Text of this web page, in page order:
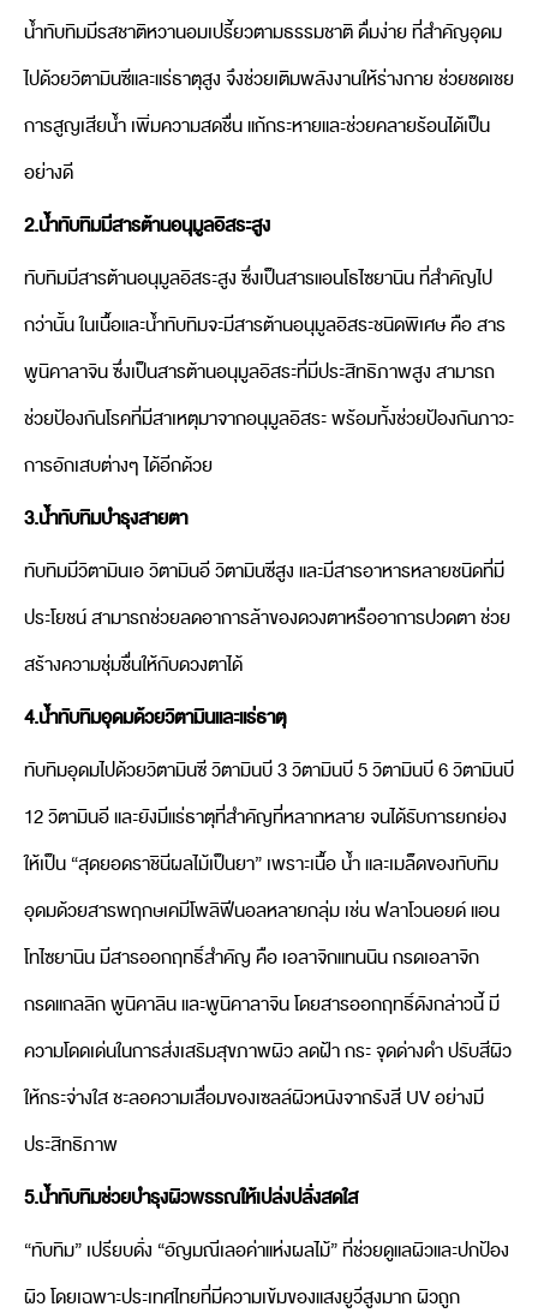
น้ำทับทิมมีรสชาติหวานอมเปรี้ยวตามธรรมชาติ ดื่มง่าย ที่สำคัญอุดม
ไปด้วยวิตามินซีและแร่ธาตุสูง จึงช่วยเติมพลังงานให้ร่างกาย ช่วยชดเชย
การสูญเสียน้ำ เพิ่มความสดชื่น แก้กระหายและช่วยคลายร้อนได้เป็น
อย่างดี
2.น้ำทับทิมมีสารต้านอนุมูลอิสระสูง
ทับทิมมีสารต้านอนุมูลอิสระสูง ซึ่งเป็นสารแอนโธไซยานิน ที่สำคัญไป
กว่านั้น ในเนื้อและน้ำทับทิมจะมีสารต้านอนุมูลอิสระชนิดพิเศษ คือ สาร
พูนิคาลาจิน ซึ่งเป็นสารต้านอนุมูลอิสระที่มีประสิทธิภาพสูง สามารถ
ช่วยป้องกันโรคที่มีสาเหตุมาจากอนุมูลอิสระ พร้อมทั้งช่วยป้องกันภาวะ
การอักเสบต่างๆ ได้อีกด้วย
3.น้ำทับทิมบำรุงสายตา
ทับทิมมีวิตามินเอ วิตามินอี วิตามินซีสูง และมีสารอาหารหลายชนิดที่มี
ประโยชน์ สามารถช่วยลดอาการล้าของดวงตาหรืออาการปวดตา ช่วย
สร้างความชุ่มชื่นให้กับดวงตาได้
4.น้ำทับทิมอุดมด้วยวิตามินและแร่ธาตุ
ทับทิมอุดมไปด้วยวิตามินซี วิตามินบี 3 วิตามินบี 5 วิตามินบี 6 วิตามินบี
12 วิตามินอี และยังมีแร่ธาตุที่สำคัญที่หลากหลาย จนได้รับการยกย่อง
ให้เป็น “สุดยอดราชินีผลไม้เป็นยา” เพราะเนื้อ น้ำ และเมล็ดของทับทิม
อุดมด้วยสารพฤกษเคมีโพลิฟีนอลหลายกลุ่ม เช่น ฟลาโวนอยด์ แอน
โทไซยานิน มีสารออกฤทธิ์สำคัญ คือ เอลาจิกแทนนิน กรดเอลาจิก
กรดแกลลิก พูนิคาลิน และพูนิคาลาจิน โดยสารออกฤทธิ์ดังกล่าวนี้ มี
ความโดดเด่นในการส่งเสริมสุขภาพผิว ลดฝ้า กระ จุดด่างดำ ปรับสีผิว
ให้กระจ่างใส ชะลอความเสื่อมของเซลล์ผิวหนังจากรังสี UV อย่างมี
ประสิทธิภาพ
5.น้ำทับทิมช่วยบำรุงผิวพรรณให้เปล่งปลั่งสดใส
“ทับทิม” เปรียบดั่ง “อัญมณีเลอค่าแห่งผลไม้” ที่ช่วยดูแลผิวและปกป้อง
ผิว โดยเฉพาะประเทศไทยที่มีความเข้มของแสงยูวีสูงมาก ผิวถูก